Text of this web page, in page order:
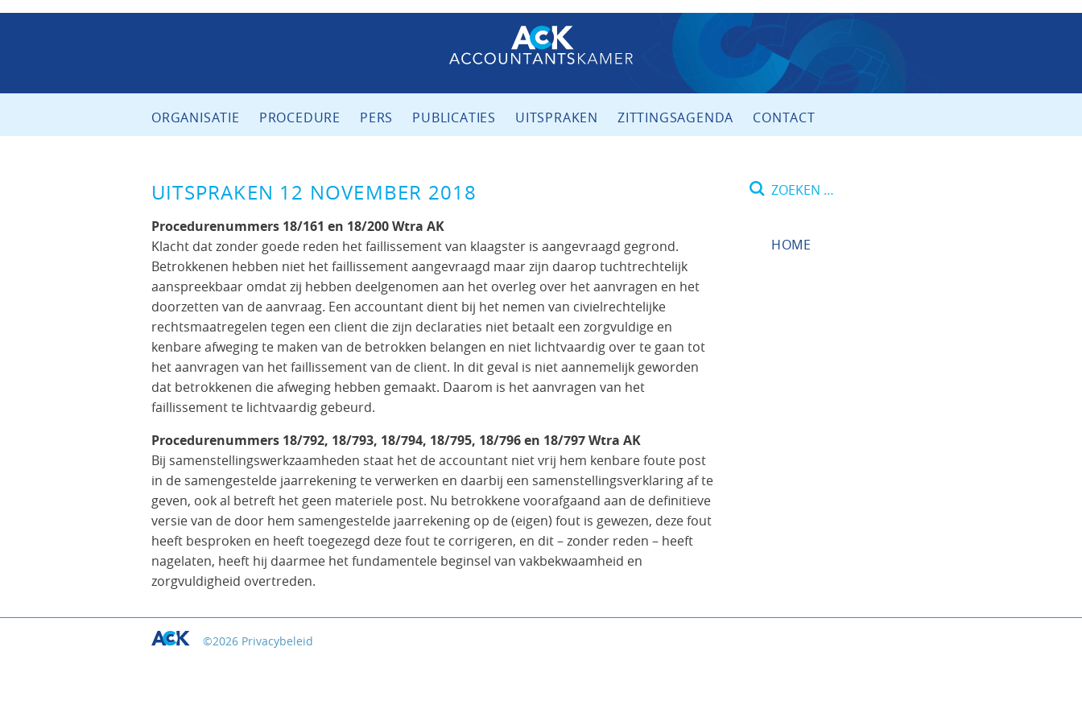
ORGANISATIE PROCEDURE PERS PUBLICATIES UITSPRAKEN ZITTINGSAGENDA CONTACT
UITSPRAKEN 12 NOVEMBER 2018
Procedurenummers 18/161 en 18/200 Wtra AK
Klacht dat zonder goede reden het faillissement van klaagster is aangevraagd gegrond.
Betrokkenen hebben niet het faillissement aangevraagd maar zijn daarop tuchtrechtelijk
aanspreekbaar omdat zij hebben deelgenomen aan het overleg over het aanvragen en het
doorzetten van de aanvraag. Een accountant dient bij het nemen van civielrechtelijke
rechtsmaatregelen tegen een client die zijn declaraties niet betaalt een zorgvuldige en
kenbare afweging te maken van de betrokken belangen en niet lichtvaardig over te gaan tot
het aanvragen van het faillissement van de client. In dit geval is niet aannemelijk geworden
dat betrokkenen die afweging hebben gemaakt. Daarom is het aanvragen van het
faillissement te lichtvaardig gebeurd.
Procedurenummers 18/792, 18/793, 18/794, 18/795, 18/796 en 18/797 Wtra AK
Bij samenstellingswerkzaamheden staat het de accountant niet vrij hem kenbare foute post
in de samengestelde jaarrekening te verwerken en daarbij een samenstellingsverklaring af te
geven, ook al betreft het geen materiele post. Nu betrokkene voorafgaand aan de definitieve
versie van de door hem samengestelde jaarrekening op de (eigen) fout is gewezen, deze fout
heeft besproken en heeft toegezegd deze fout te corrigeren, en dit – zonder reden – heeft
nagelaten, heeft hij daarmee het fundamentele beginsel van vakbekwaamheid en
zorgvuldigheid overtreden.
Zoeken
HOME
©2026 Privacybeleid